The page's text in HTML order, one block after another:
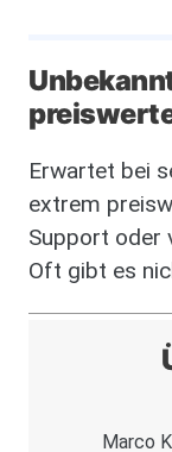
Erwartet bei
extrem
Support oder
Oft gibt es
Marco